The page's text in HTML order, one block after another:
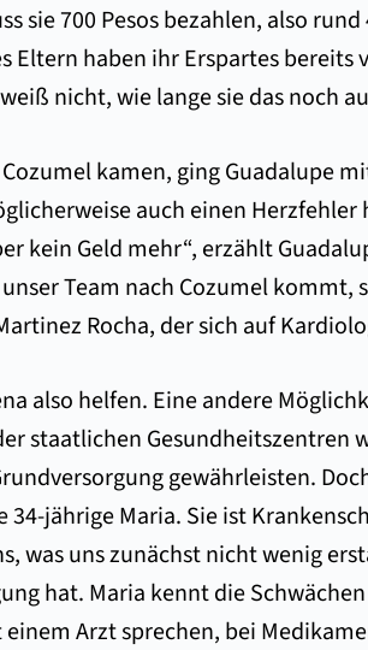
sie 700 Pesos bezahlen, also
Eltern haben ihr Erspartes
nicht, wie lange sie das noch
kamen, ging Guadalupe
auch einen
kein Geld mehr“, erzählt
Team nach Cozumel
Rocha, der sich auf
also helfen. Eine andere
staatlichen
gewährleisten.
34-jährige Maria. Sie ist
was uns zunächst nicht wenig
hat. Maria kennt die
Arzt sprechen, bei